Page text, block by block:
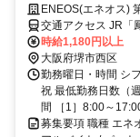
歓迎！週2日～OK！
ENEOS(エネオス)
交通アクセス JR「
13分
時給1,180円以上
大阪府堺市西区
勤務曜日・時間 シ
祝 最低勤務日数（
間 ［1］8:00～
募集要項 職種 エネ